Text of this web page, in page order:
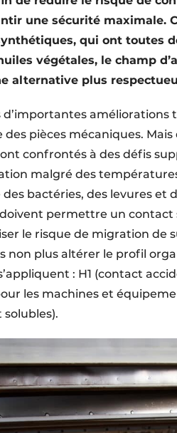
une sécurité maximale.
qui ont toutes
végétales, le champ
alternative plus
des pièces mécaniques.
confrontés à des défis
malgré des
bactéries, des levures et
permettre un contact
le risque de migration de
non plus altérer le profil
: H1 (contact
les machines et